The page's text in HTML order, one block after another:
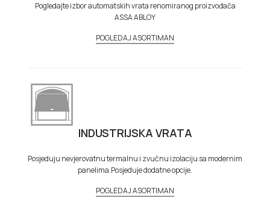
Pogledajte izbor automatskih vrata renomiranog proizvođača
ASSA ABLOY
POGLEDAJ ASORTIMAN
INDUSTRIJSKA VRATA
Posjeduju nevjerovatnu termalnu i zvučnu izolaciju sa modernim
panelima.Posjeduje dodatne opcije.
POGLEDAJ ASORTIMAN